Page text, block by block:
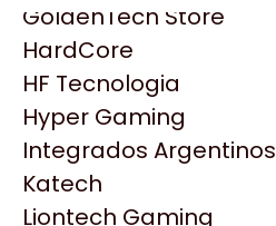
HP
HyperX
INNO3D
Intel
Kingston
Lenovo
GoldenTech Store
HardCore
HF Tecnologia
Hyper Gaming
Integrados Argentinos
Katech
Liontech Gaming